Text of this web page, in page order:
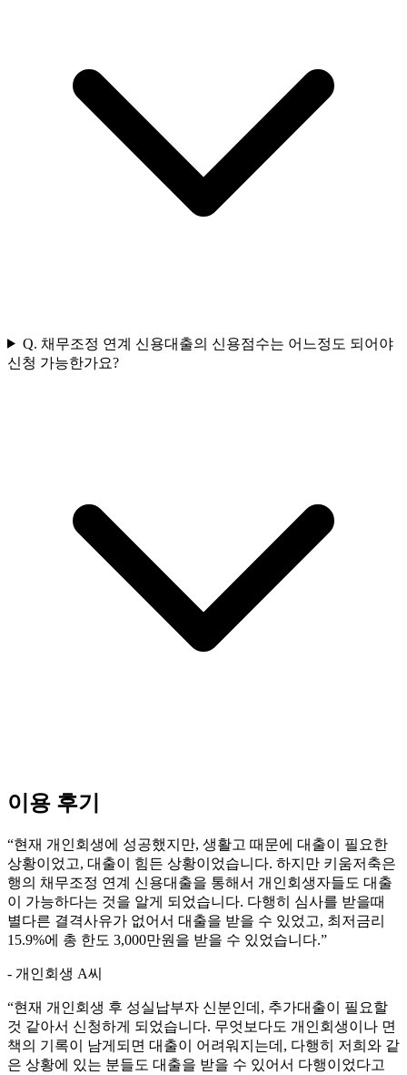
Q. 채무조정 연계 신용대출의 신용점수는 어느정도 되어야
신청 가능한가요?
이용 후기
“현재 개인회생에 성공했지만, 생활고 때문에 대출이 필요한
상황이었고, 대출이 힘든 상황이었습니다. 하지만 키움저축은
행의 채무조정 연계 신용대출을 통해서 개인회생자들도 대출
이 가능하다는 것을 알게 되었습니다. 다행히 심사를 받을때
별다른 결격사유가 없어서 대출을 받을 수 있었고, 최저금리
15.9%에 총 한도 3,000만원을 받을 수 있었습니다.”
- 개인회생 A씨
“현재 개인회생 후 성실납부자 신분인데, 추가대출이 필요할
것 같아서 신청하게 되었습니다. 무엇보다도 개인회생이나 면
책의 기록이 남게되면 대출이 어려워지는데, 다행히 저희와 같
은 상황에 있는 분들도 대출을 받을 수 있어서 다행이었다고